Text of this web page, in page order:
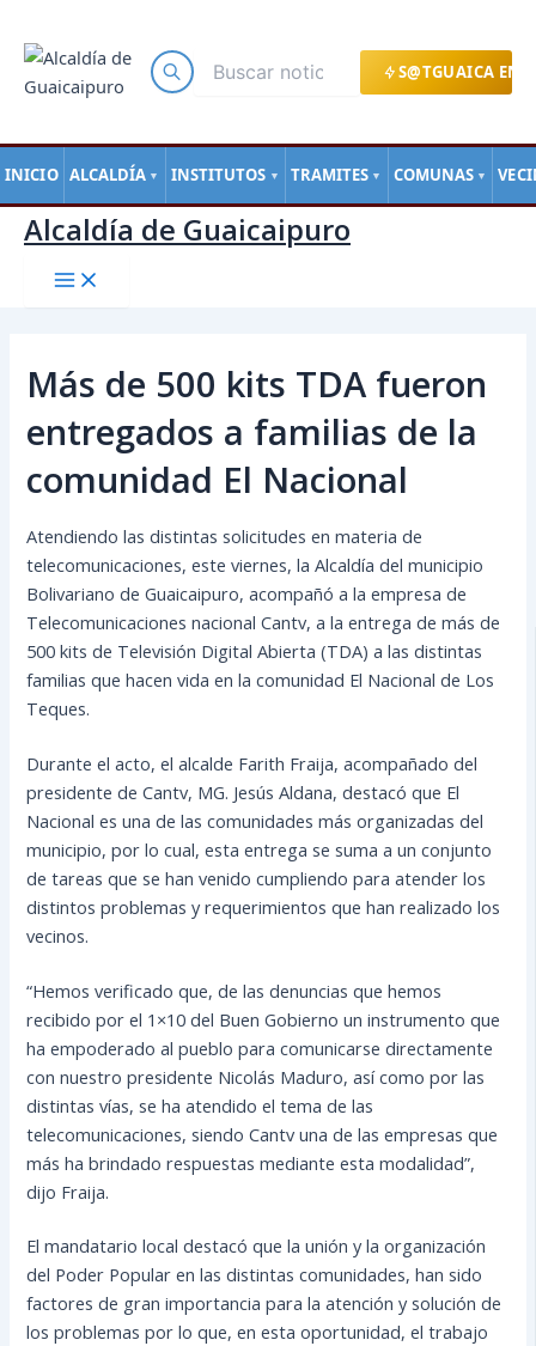
S@TGUAICA EN
INICIO ALCALDÍA ▼ INSTITUTOS ▼ TRAMITES ▼ COMUNAS ▼
contenido
Alcaldía de Guaicaipuro
Más de 500 kits TDA fueron
entregados a familias de la
comunidad El Nacional
Atendiendo las distintas solicitudes en materia de
telecomunicaciones, este viernes, la Alcaldía del municipio
Bolivariano de Guaicaipuro, acompañó a la empresa de
Telecomunicaciones nacional Cantv, a la entrega de más de
500 kits de Televisión Digital Abierta (TDA) a las distintas
familias que hacen vida en la comunidad El Nacional de Los
Teques.
Durante el acto, el alcalde Farith Fraija, acompañadodel
presidente de Cantv, MG. Jesús Aldana, destacó que El
Nacional es una de las comunidades más organizadas del
municipio, por lo cual, esta entrega se suma a un conjunto
de tareas que se han venido cumpliendo para atender los
distintos problemas y requerimientos que han realizado los
vecinos.
“Hemos verificado que, de las denuncias que hemos
recibido por el 1×10 del Buen Gobierno un instrumento que
ha empoderado al pueblo para comunicarse directamente
con nuestro presidente Nicolás Maduro, así como por las
distintas vías, se ha atendido el tema de las
telecomunicaciones, siendo Cantv una de las empresas que
más ha brindado respuestas mediante esta modalidad”,
dijo Fraija.
El mandatario local destacó que la unión y la organización
del Poder Popular en las distintas comunidades, han sido
factores de gran importancia para la atención y solución de
los problemas por lo que, en esta oportunidad, el trabajo
de
entradas